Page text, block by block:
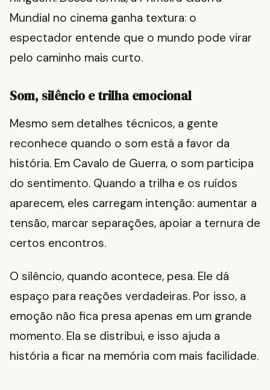
Mundial no cinema ganha textura: o
espectador entende que o mundo pode virar
pelo caminho mais curto.
Som, silêncio e trilha emocional
Mesmo sem detalhes técnicos, a gente
reconhece quando o som está a favor da
história. Em Cavalo de Guerra, o som participa
do sentimento. Quando a trilha e os ruídos
aparecem, eles carregam intenção: aumentar a
tensão, marcar separações, apoiar a ternura de
certos encontros.
O silêncio, quando acontece, pesa. Ele dá
espaço para reações verdadeiras. Por isso, a
emoção não fica presa apenas em um grande
momento. Ela se distribui, e isso ajuda a
história a ficar na memória com mais facilidade.